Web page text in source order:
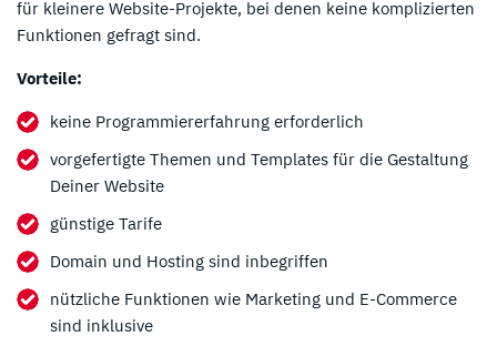
für kleinere Website-Projekte, bei denen keine komplizierten
Funktionen gefragt sind.
Vorteile:
keine Programmiererfahrung erforderlich
vorgefertigte Themen und Templates für die Gestaltung
Deiner Website
günstige Tarife
Domain und Hosting sind inbegriffen
nützliche Funktionen wie Marketing und E-Commerce
sind inklusive